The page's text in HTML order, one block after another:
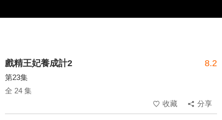
戲精王妃養成計2 8.2
第23集
全 24 集
收藏
分享